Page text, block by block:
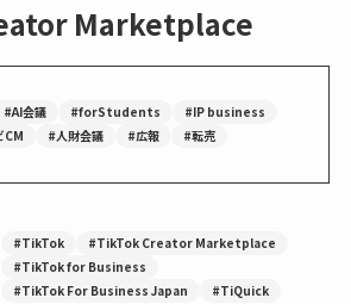
Marketplace
#AI会議 #forStudents
#IP business
CM
#人財会議 #広報 #転売
#TikTok
#TikTok Creator Marketplace
#TikTok for Business
#TikTok For Business Japan
#TiQuick